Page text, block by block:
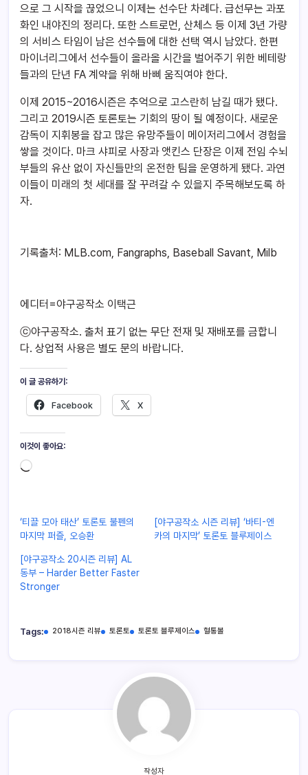
으로 그 시작을 끊었으니 이제는 선수단 차례다. 급선무는 과포
화인 내야진의 정리다. 또한 스트로먼, 산체스 등 이제 3년 가량
의 서비스 타임이 남은 선수들에 대한 선택 역시 남았다. 한편
마이너리그에서 선수들이 올라올 시간을 벌어주기 위한 베테랑
들과의 단년 FA 계약을 위해 바삐 움직여야 한다.
이제 2015~2016시즌은 추억으로 고스란히 남길 때가 됐다.
그리고 2019시즌 토론토는 기회의 땅이 될 예정이다. 새로운
감독이 지휘봉을 잡고 많은 유망주들이 메이저리그에서 경험을
쌓을 것이다. 마크 샤피로 사장과 앳킨스 단장은 이제 전임 수뇌
부들의 유산 없이 자신들만의 온전한 팀을 운영하게 됐다. 과연
이들이 미래의 첫 세대를 잘 꾸려갈 수 있을지 주목해보도록 하
자.
기록출처: MLB.com, Fangraphs, Baseball Savant, Milb
에디터=야구공작소 이택근
ⓒ야구공작소. 출처 표기 없는 무단 전재 및 재배포를 금합니
다. 상업적 사용은 별도 문의 바랍니다.
이 글 공유하기:
Facebook X
이것이 좋아요:
‘티끌 모아 태산’ 토론토 불펜의
마지막 퍼즐, 오승환
[야구공작소 시즌 리뷰] ‘바티-엔
카의 마지막’ 토론토 블루제이스
[야구공작소 20시즌 리뷰] AL
동부 – Harder Better Faster
Stronger
Tags: 2018시즌 리뷰 토론토 토론토 블루제이스 혈통볼
작성자